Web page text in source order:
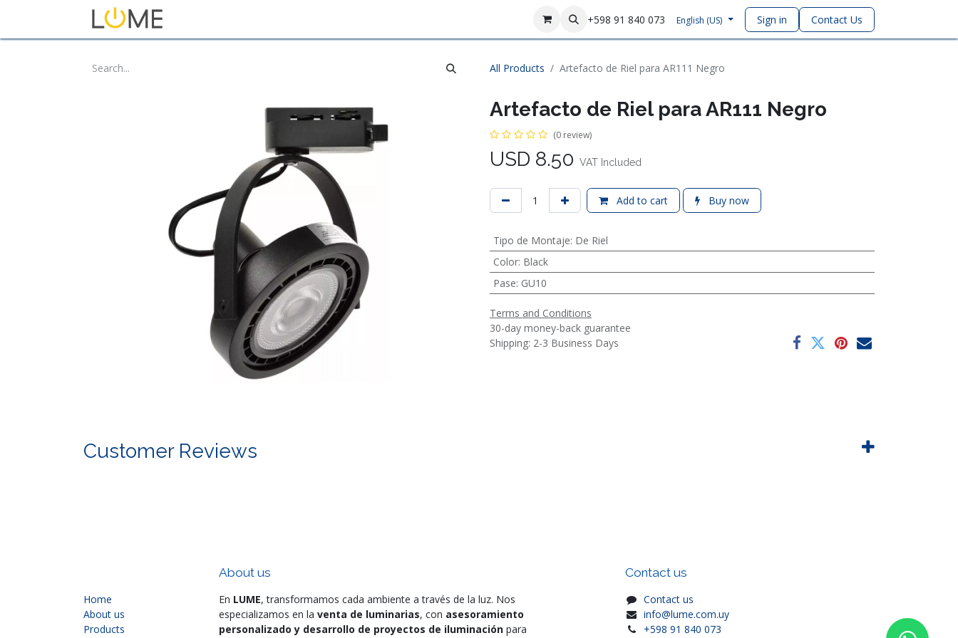
+598 91 840 073 English (US) Sign in Contact Us
All Products Artefacto de Riel para AR111 Negro
Artefacto de Riel para AR111 Negro
(0 review)
USD 8.50 VAT Included
Add to cart Buy now
Tipo de Montaje: De Riel
Color: Black
Pase: GU10
Terms and Conditions
30-day money-back guarantee
Shipping: 2-3 Business Days
Customer Reviews
Home
About us
Products
About us
En LUME, transformamos cada ambiente a través de la luz. Nos
especializamos en la venta de luminarias, con asesoramiento
personalizado y desarrollo de proyectos de iluminación para
Contact us
Contact us
info@lume.com.uy
+598 91 840 073